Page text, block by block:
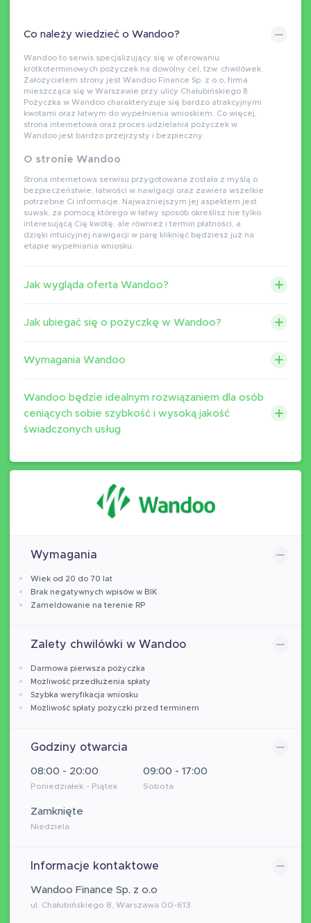
Co należy wiedzieć o Wandoo?
Wandoo to serwis specjalizujący się w oferowaniu
krótkoterminowych pożyczek na dowolny cel, tzw. chwilówek.
Założycielem strony jest Wandoo Finance Sp. z o.o, firma
mieszcząca się w Warszawie przy ulicy Chałubińskiego 8.
Pożyczka w Wandoo charakteryzuje się bardzo atrakcyjnymi
kwotami oraz łatwym do wypełnienia wnioskiem. Co więcej,
strona internetowa oraz proces udzielania pożyczek w
Wandoo jest bardzo przejrzysty i bezpieczny.
O stronie Wandoo
Strona internetowa serwisu przygotowana została z myślą o
bezpieczeństwie, łatwości w nawigacji oraz zawiera wszelkie
potrzebne Ci informacje. Najważniejszym jej aspektem jest
suwak, za pomocą którego w łatwy sposób określisz nie tylko
interesującą Cię kwotę, ale również i termin płatności, a
dzięki intuicyjnej nawigacji w parę kliknięć będziesz już na
etapie wypełniania wniosku.
Jak wygląda oferta Wandoo?
Jak ubiegać się o pożyczkę w Wandoo?
Wymagania Wandoo
Wandoo będzie idealnym rozwiązaniem dla osób
ceniących sobie szybkość i wysoką jakość
świadczonych usług
Wymagania
Wiek od 20 do 70 lat
Brak negatywnych wpisów w BIK
Zameldowanie na terenie RP
Zalety chwilówki w Wandoo
Darmowa pierwsza pożyczka
Możliwość przedłużenia spłaty
Szybka weryfikacja wniosku
Możliwość spłaty pożyczki przed terminem
Godziny otwarcia
08:00 - 20:00
Poniedziałek - Piątek
09:00 - 17:00
Sobota
Zamknięte
Niedziela
Informacje kontaktowe
Wandoo Finance Sp. z o.o
ul. Chałubińskiego 8, Warszawa 00-613